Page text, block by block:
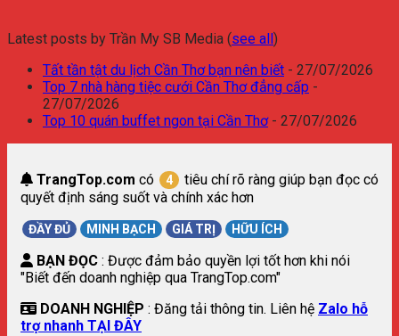
Latest posts by Trần My SB Media (see all )
Tất tần tật du lịch Cần Thơ bạn nên biết - 27/07/2026
Top 7 nhà hàng tiệc cưới Cần Thơ đẳng cấp -
27/07/2026
Top 10 quán buffet ngon tại Cần Thơ- 27/07/2026
TrangTop.com có 4
tiêu chí rõ ràng giúp bạn đọc có
quyết định sáng suốt và chính xác hơn
ĐẦY ĐỦ MINH BẠCH GIÁ TRỊ HỮU ÍCH
BẠN ĐỌC : Được đảm bảo quyền lợi tốt hơn khi nói
"Biết đến doanh nghiệp qua TrangTop.com"
DOANH NGHIỆP : Đăng tải thông tin. Liên hệ Zalo hỗ
trợ nhanh TẠI ĐÂY